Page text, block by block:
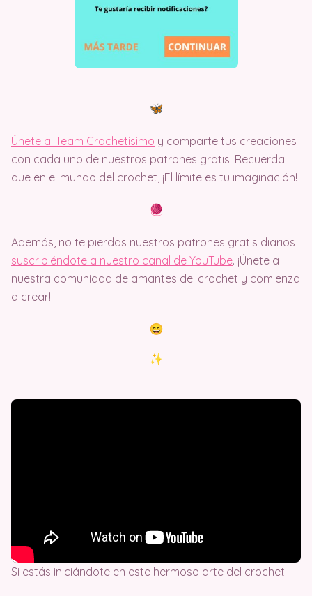
Únete al Team Crochetisimo y comparte tus creaciones
con cada uno de nuestros patrones gratis. Recuerda
que en el mundo del crochet, ¡El límite es tu imaginación!
Además, no te pierdas nuestros patrones gratis diarios
suscribiéndote a nuestro canal de YouTube. ¡Únete a
nuestra comunidad de amantes del crochet y comienza
a crear!
Si estás iniciándote en este hermoso arte del crochet